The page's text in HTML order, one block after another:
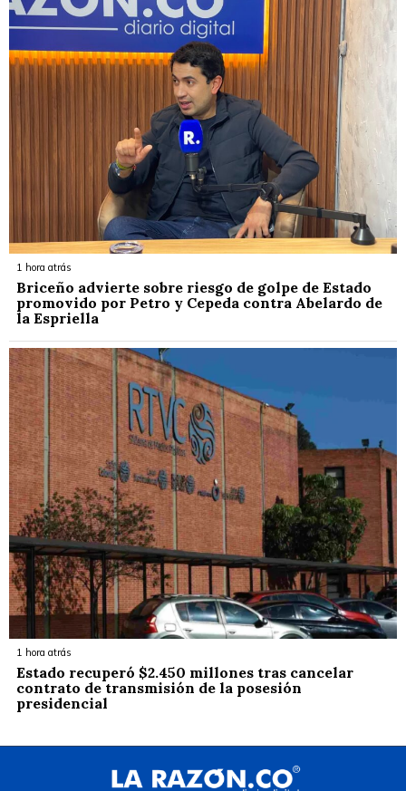
1 hora atrás
Briceño advierte sobre riesgo de golpe de Estado
promovido por Petro y Cepeda contra Abelardo de
la Espriella
1 hora atrás
Estado recuperó $2.450 millones tras cancelar
contrato de transmisión de la posesión
presidencial